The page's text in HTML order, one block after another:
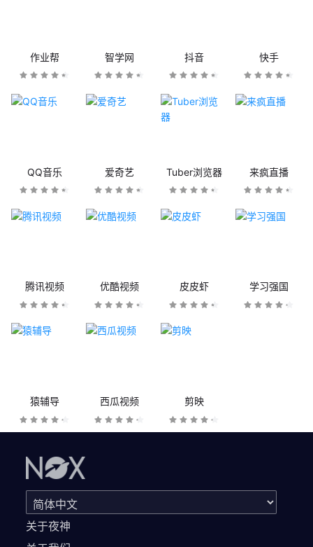
作业帮 智学网 抖音 快手
QQ音乐 爱奇艺 Tuber浏览器 来疯直播
腾讯视频 优酷视频 皮皮虾 学习强国
猿辅导 西瓜视频 剪映
关于夜神